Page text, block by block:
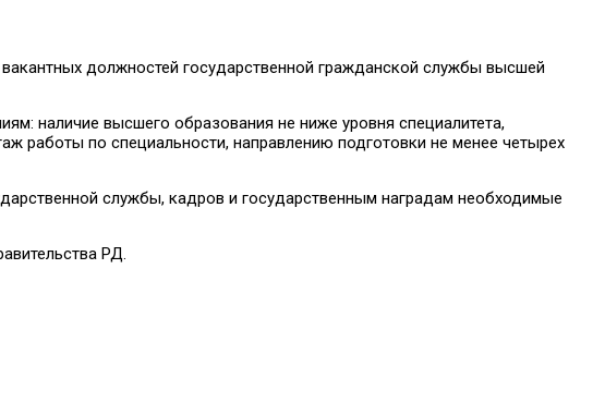
должностей государственной гражданской службы высшей
наличие высшего образования не ниже уровня специалитета,
работы по специальности, направлению подготовки не менее четырех
службы, кадров и государственным наградам необходимые
РД.